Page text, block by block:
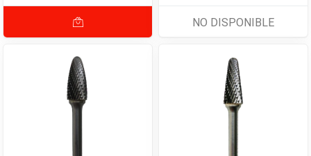
NO DISPONIBLE